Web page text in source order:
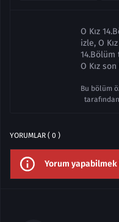
O Kız
izle, O
14.Bölüm
O Kız
Bu bölüm
YORUMLAR ( 0 )
Yorum